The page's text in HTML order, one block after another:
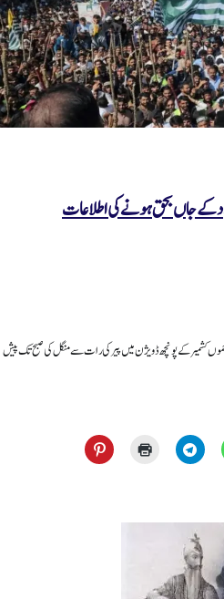
کے جاں بحق ہونے کی اطلاعات
کشمیر کے پونچھ ڈویژن میں پیر کی رات سے منگل کی صبح تک پیش